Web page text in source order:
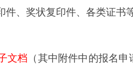
件、奖状复印件、各类证书
文档 （其中附件中的报名申